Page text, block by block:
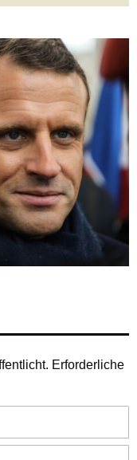
Erforderliche